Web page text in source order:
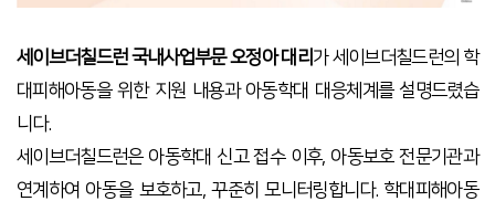
세이브더칠드런 국내사업부문 오정아 대리가 세이브더칠드런의 학
대피해아동을 위한 지원 내용과 아동학대 대응체계를 설명드렸습
니다.
세이브더칠드런은 아동학대 신고 접수 이후, 아동보호 전문기관과
연계하여 아동을 보호하고,꾸준히 모니터링합니다. 학대피해아동